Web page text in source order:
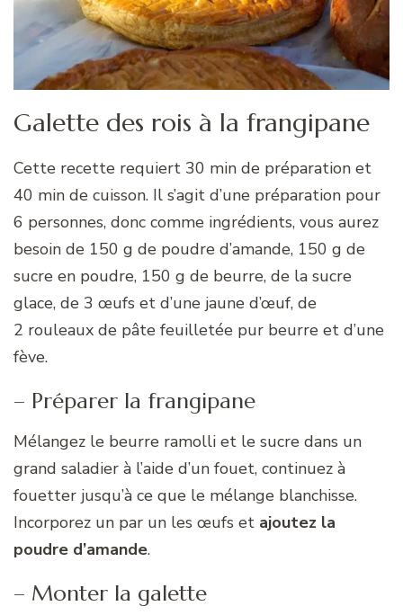
Galette des rois à la frangipane
Cette recette requiert 30 min de préparation et
40 min de cuisson. Il s’agit d’une préparation pour
6 personnes, donc comme ingrédients, vous aurez
besoin de 150 g de poudre d’amande, 150 g de
sucre en poudre, 150 g de beurre, de la sucre
glace, de 3 œufs et d’une jaune d’œuf, de
2 rouleaux de pâte feuilletée pur beurre et d’une
fève.
– Préparer la frangipane
Mélangez le beurre ramolli et le sucre dans un
grand saladier à l’aide d’un fouet, continuez à
fouetter jusqu’à ce que le mélange blanchisse.
Incorporez un par un les œufs et ajoutez la
poudre d’amande.
– Monter la galette